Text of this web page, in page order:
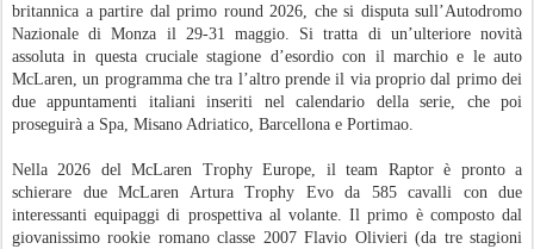
britannica a partire dal primo round 2026, che si disputa sull’Autodromo
Nazionale di Monza il 29-31 maggio. Si tratta di un’ulteriore novità
assoluta in questa cruciale stagione d’esordio con il marchio e le auto
McLaren, un programma che tra l’altro prende il via proprio dal primo dei
due appuntamenti italiani inseriti nel calendario della serie, che poi
proseguirà a Spa, Misano Adriatico, Barcellona e Portimao.
Nella 2026 del McLaren Trophy Europe, il team Raptor è pronto a
schierare due McLaren Artura Trophy Evo da 585 cavalli con due
interessanti equipaggi di prospettiva al volante. Il primo è composto dal
giovanissimo rookie romano classe 2007 Flavio Olivieri (da tre stagioni